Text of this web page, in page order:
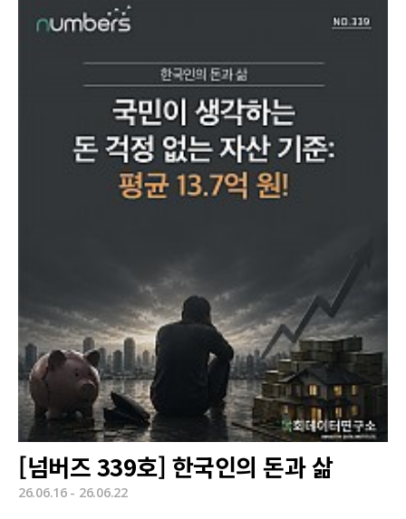
[넘버즈 339호] 한국인의 돈과 삶
26.06.16 - 26.06.22